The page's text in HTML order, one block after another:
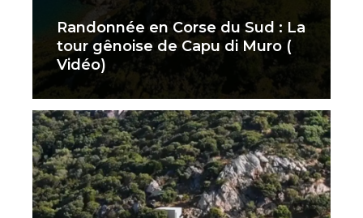
Randonnée en Corse du Sud : La
tour gênoise de Capu di Muro (
Vidéo)